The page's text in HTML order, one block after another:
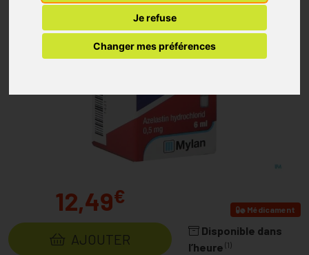
Je refuse
Changer mes préférences
12,49€
AJOUTER
Médicament
Disponible dans
l’heure (1)